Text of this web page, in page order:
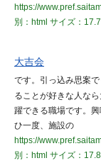
https://
別：html サイズ：
大吉会
です。引っ込み思案
ることが好きな人なら
躍できる職場です。
ひ一度、施設の
https://
別：html サイズ：